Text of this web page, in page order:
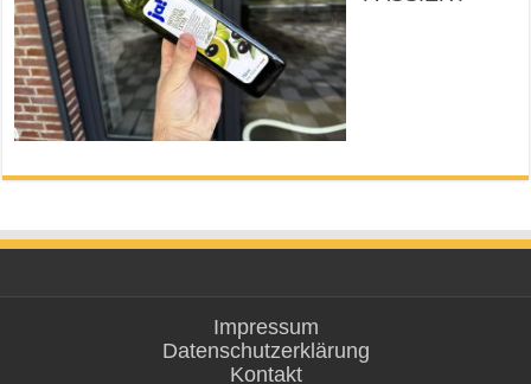
Impressum
Datenschutzerklärung
Kontakt